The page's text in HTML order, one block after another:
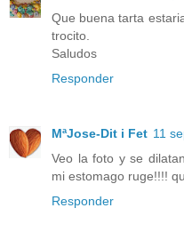
Que buena tarta
trocito.
Saludos
Responder
MªJose-Dit i Fet 11
Veo la foto y se
mi estomago ruge!!!!
Responder